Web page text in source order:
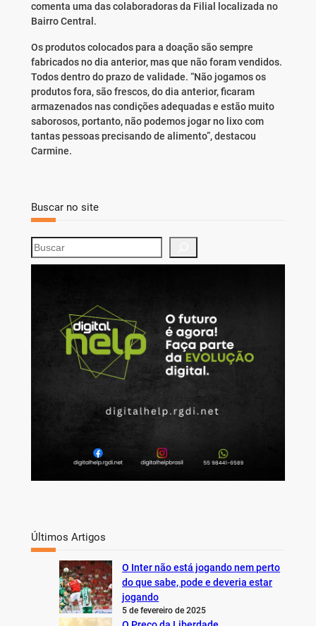
comenta uma das colaboradoras da Filial localizada no
Bairro Central.
Os produtos colocados para a doação são sempre
fabricados no dia anterior, mas que não foram vendidos.
Todos dentro do prazo de validade. “Não jogamos os
produtos fora, são frescos, do dia anterior, ficaram
armazenados nas condições adequadas e estão muito
saborosos, portanto, não podemos jogar no lixo com
tantas pessoas precisando de alimento”, destacou
Carmine.
Buscar no site
S
e
Últimos Artigos
O Inter não está jogando nem perto
do que sabe, pode e deveria estar
jogando
5 de fevereiro de 2025